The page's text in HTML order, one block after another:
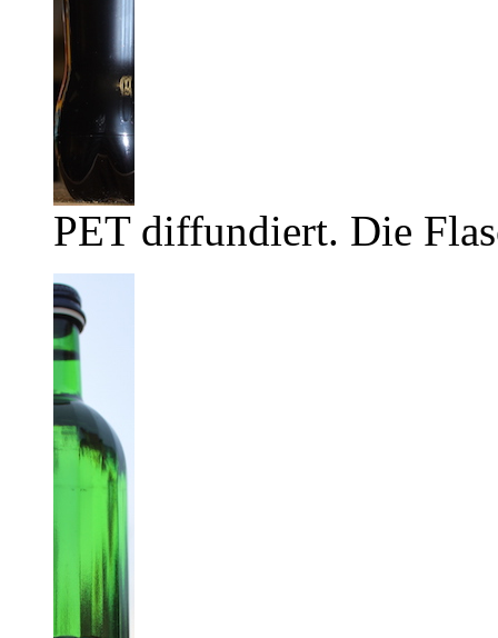
PET diffundiert. Die